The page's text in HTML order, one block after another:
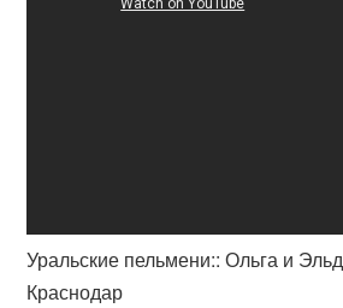
Уральские пельмени:: Ольга и
Краснодар